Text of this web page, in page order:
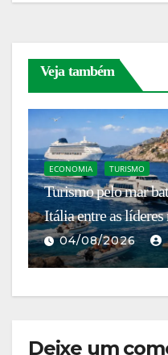
Veja também
ECONOMIA TURISMO
Turismo pelo mar
Itália entre as
04/08/2026
Deixe um